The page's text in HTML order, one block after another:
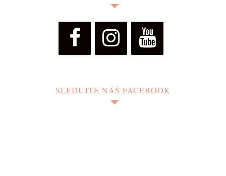
SLEDUJTE NÁŠ FACEBOOK